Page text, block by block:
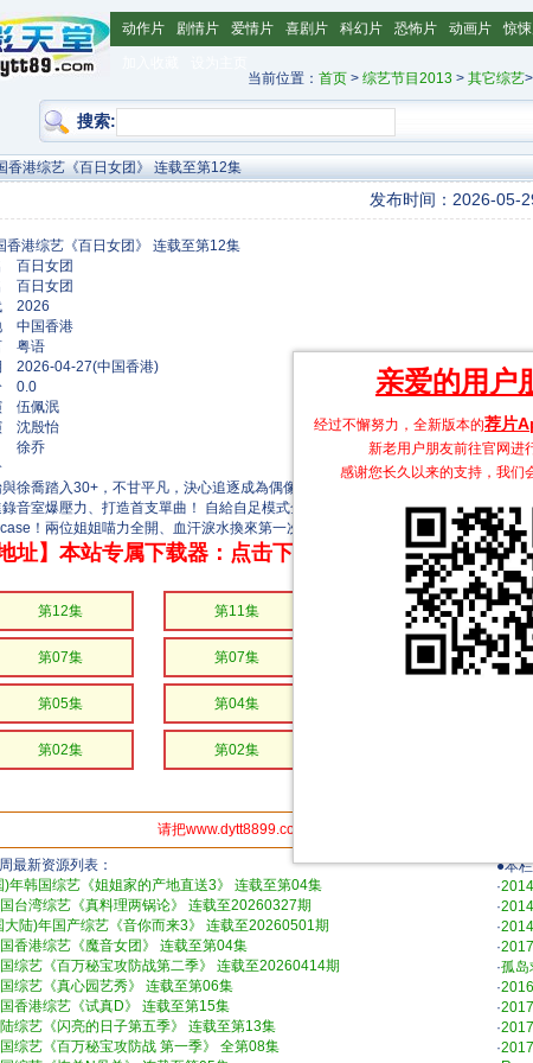
动作片 剧情片 爱情片 喜剧片 科幻片 恐怖片 动画片 惊
当前位置： 首页 > 综艺节目2013 > 其它综艺
搜索:
香港综艺《百日女团》 连载至第12集
发布时间：2026-05-
日女团
日女团
国香港
语
2026-04-27(中国香港)
0.0
佩泯
殷怡
喬踏入30+，不甘平凡，決心追逐成為偶像的夢！她們自組超長腿限定女團
音室爆壓力、打造首支單曲！ 自給自足模式全開：設計造型、營呱缃幻襟w、
！兩位姐姐喵力全開、血汗淚水換來第一次的閃耀舞台，完成無悔女團夢！ 想
地址】本站专属下载器：点击下方链接 即可享受高速下
第12集 第11集 第10集
第07集 第07集
第05集 第04集
第02集 第02集
请把www.dytt8899.com分享给你的朋友,更多人使用，速度
最新资源列表：
年韩国综艺《姐姐家的产地直送3》 连载至第04集
台湾综艺《真料理两锅论》 连载至20260327期
陆)年国产综艺《音你而来3》 连载至20260501期
香港综艺《魔音女团》 连载至第04集
综艺《百万秘宝攻防战第二季》 连载至20260414期
综艺《真心园艺秀》 连载至第06集
香港综艺《试真D》 连载至第15集
综艺《闪亮的日子第五季》 连载至第13集
综艺《百万秘宝攻防战 第一季》 全第08集
●本
·
·
·
·
·孤岛
·
·
·
·
亲爱的用户
经过不懈努力，全新版本的荐片
新老用户朋友前往官网进
感谢您长久以来的支持，我们